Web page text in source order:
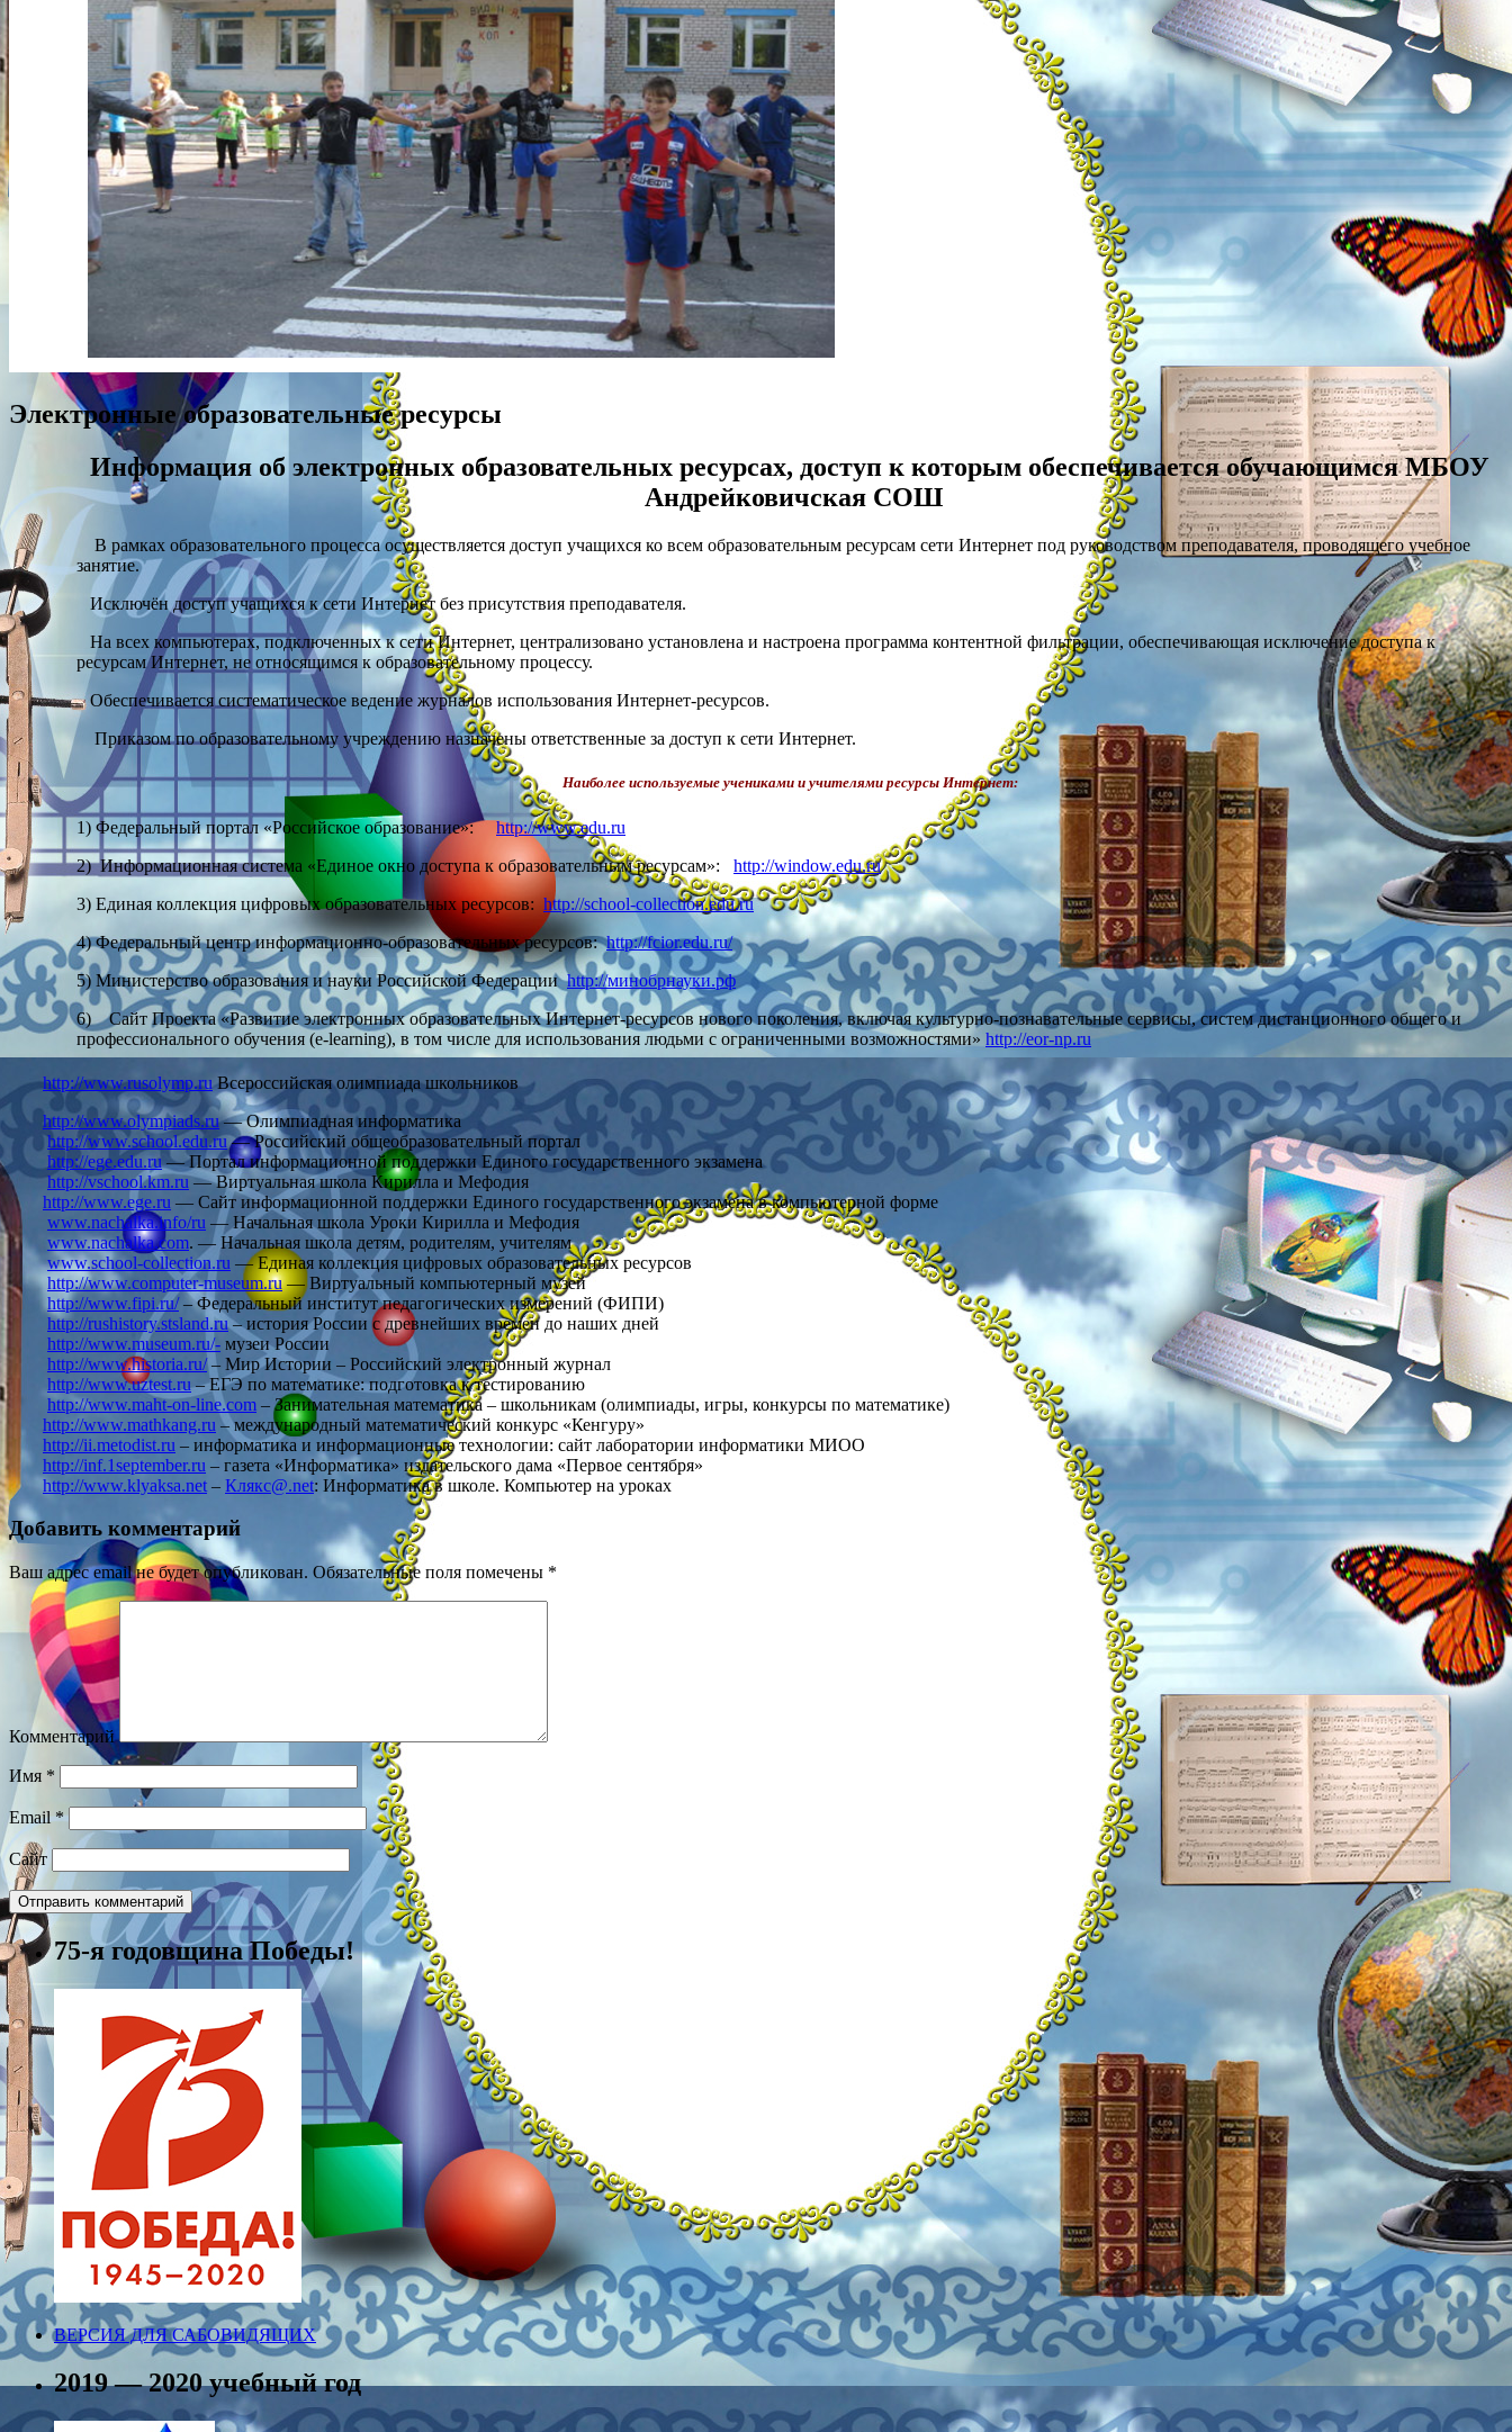
Электронные образовательные ресурсы
Информация об электронных образовательных ресурсах, доступ к которым обеспечивается обучающимся МБОУ
Андрейковичская СОШ
В рамках образовательного процесса осуществляется доступ учащихся ко всем образовательным ресурсам сети Интернет под руководством преподавателя, проводящего учебное
занятие.
Исключён доступ учащихся к сети Интернет без присутствия преподавателя.
На всех компьютерах, подключенных к сети Интернет, централизовано установлена и настроена программа контентной фильтрации, обеспечивающая исключение доступа к
ресурсам Интернет, не относящимся к образовательному процессу.
Обеспечивается систематическое ведение журналов использования Интернет-ресурсов.
Приказом по образовательному учреждению назначены ответственные за доступ к сети Интернет.
Наиболее используемые учениками и учителями ресурсы Интернет:
1) Федеральный портал «Российское образование»:http://www.edu.ru
2) Информационная система «Единое окно доступа к образовательным ресурсам»: http://window.edu.ru
3) Единая коллекция цифровых образовательных ресурсов: http://school-collection.edu.ru
4) Федеральный центр информационно-образовательных ресурсов:http://fcior.edu.ru/
5) Министерство образования и науки Российской Федерацииhttp://минобрнауки.рф
6) Сайт Проекта «Развитие электронных образовательных Интернет-ресурсов нового поколения, включая культурно-познавательные сервисы, систем дистанционного общего и
профессионального обучения (e-learning), в том числе для использования людьми с ограниченными возможностями» http://eor-np.ru
http://www.rusolymp.ruВсероссийская олимпиада школьников
http://www.olympiads.ru— Олимпиадная информатика
http://www.school.edu.ru— Российский общеобразовательный портал
http://ege.edu.ru— Портал информационной поддержки Единого государственного экзамена
http://vschool.km.ru— Виртуальная школа Кирилла и Мефодия
http://www.ege.ru — Сайт информационной поддержки Единого государственного экзамена в компьютерной форме
www.nachalka.info/ru — Начальная школа Уроки Кирилла и Мефодия
www.nachalka.com. — Начальная школа детям, родителям, учителям
www.school-collection.ru — Единая коллекция цифровых образовательных ресурсов
http://www.computer-museum.ru— Виртуальный компьютерный музей
http://www.fipi.ru/– Федеральный институт педагогических измерений (ФИПИ)
http://rushistory.stsland.ru– история России с древнейших времен до наших дней
http://www.museum.ru/- музеи России
http://www.historia.ru/– Мир Истории – Российский электронный журнал
http://www.uztest.ru– ЕГЭ по математике: подготовка к тестированию
http://www.maht-on-line.com – Занимательная математика – школьникам (олимпиады, игры, конкурсы по математике)
http://www.mathkang.ru – международный математический конкурс «Кенгуру»
http://ii.metodist.ru – информатика и информационные технологии: сайт лаборатории информатики МИОО
http://inf.1september.ru – газета «Информатика» издательского дама «Первое сентября»
http://www.klyaksa.net – Клякс@.net: Информатика в школе. Компьютер на уроках
Добавить комментарий
Ваш адрес email не будет опубликован. Обязательные поля помечены *
Комментарий
Имя *
Email*
Сайт
75-я годовщина Победы!
ВЕРСИЯ ДЛЯ САБОВИДЯЩИХ
2019 — 2020 учебный год